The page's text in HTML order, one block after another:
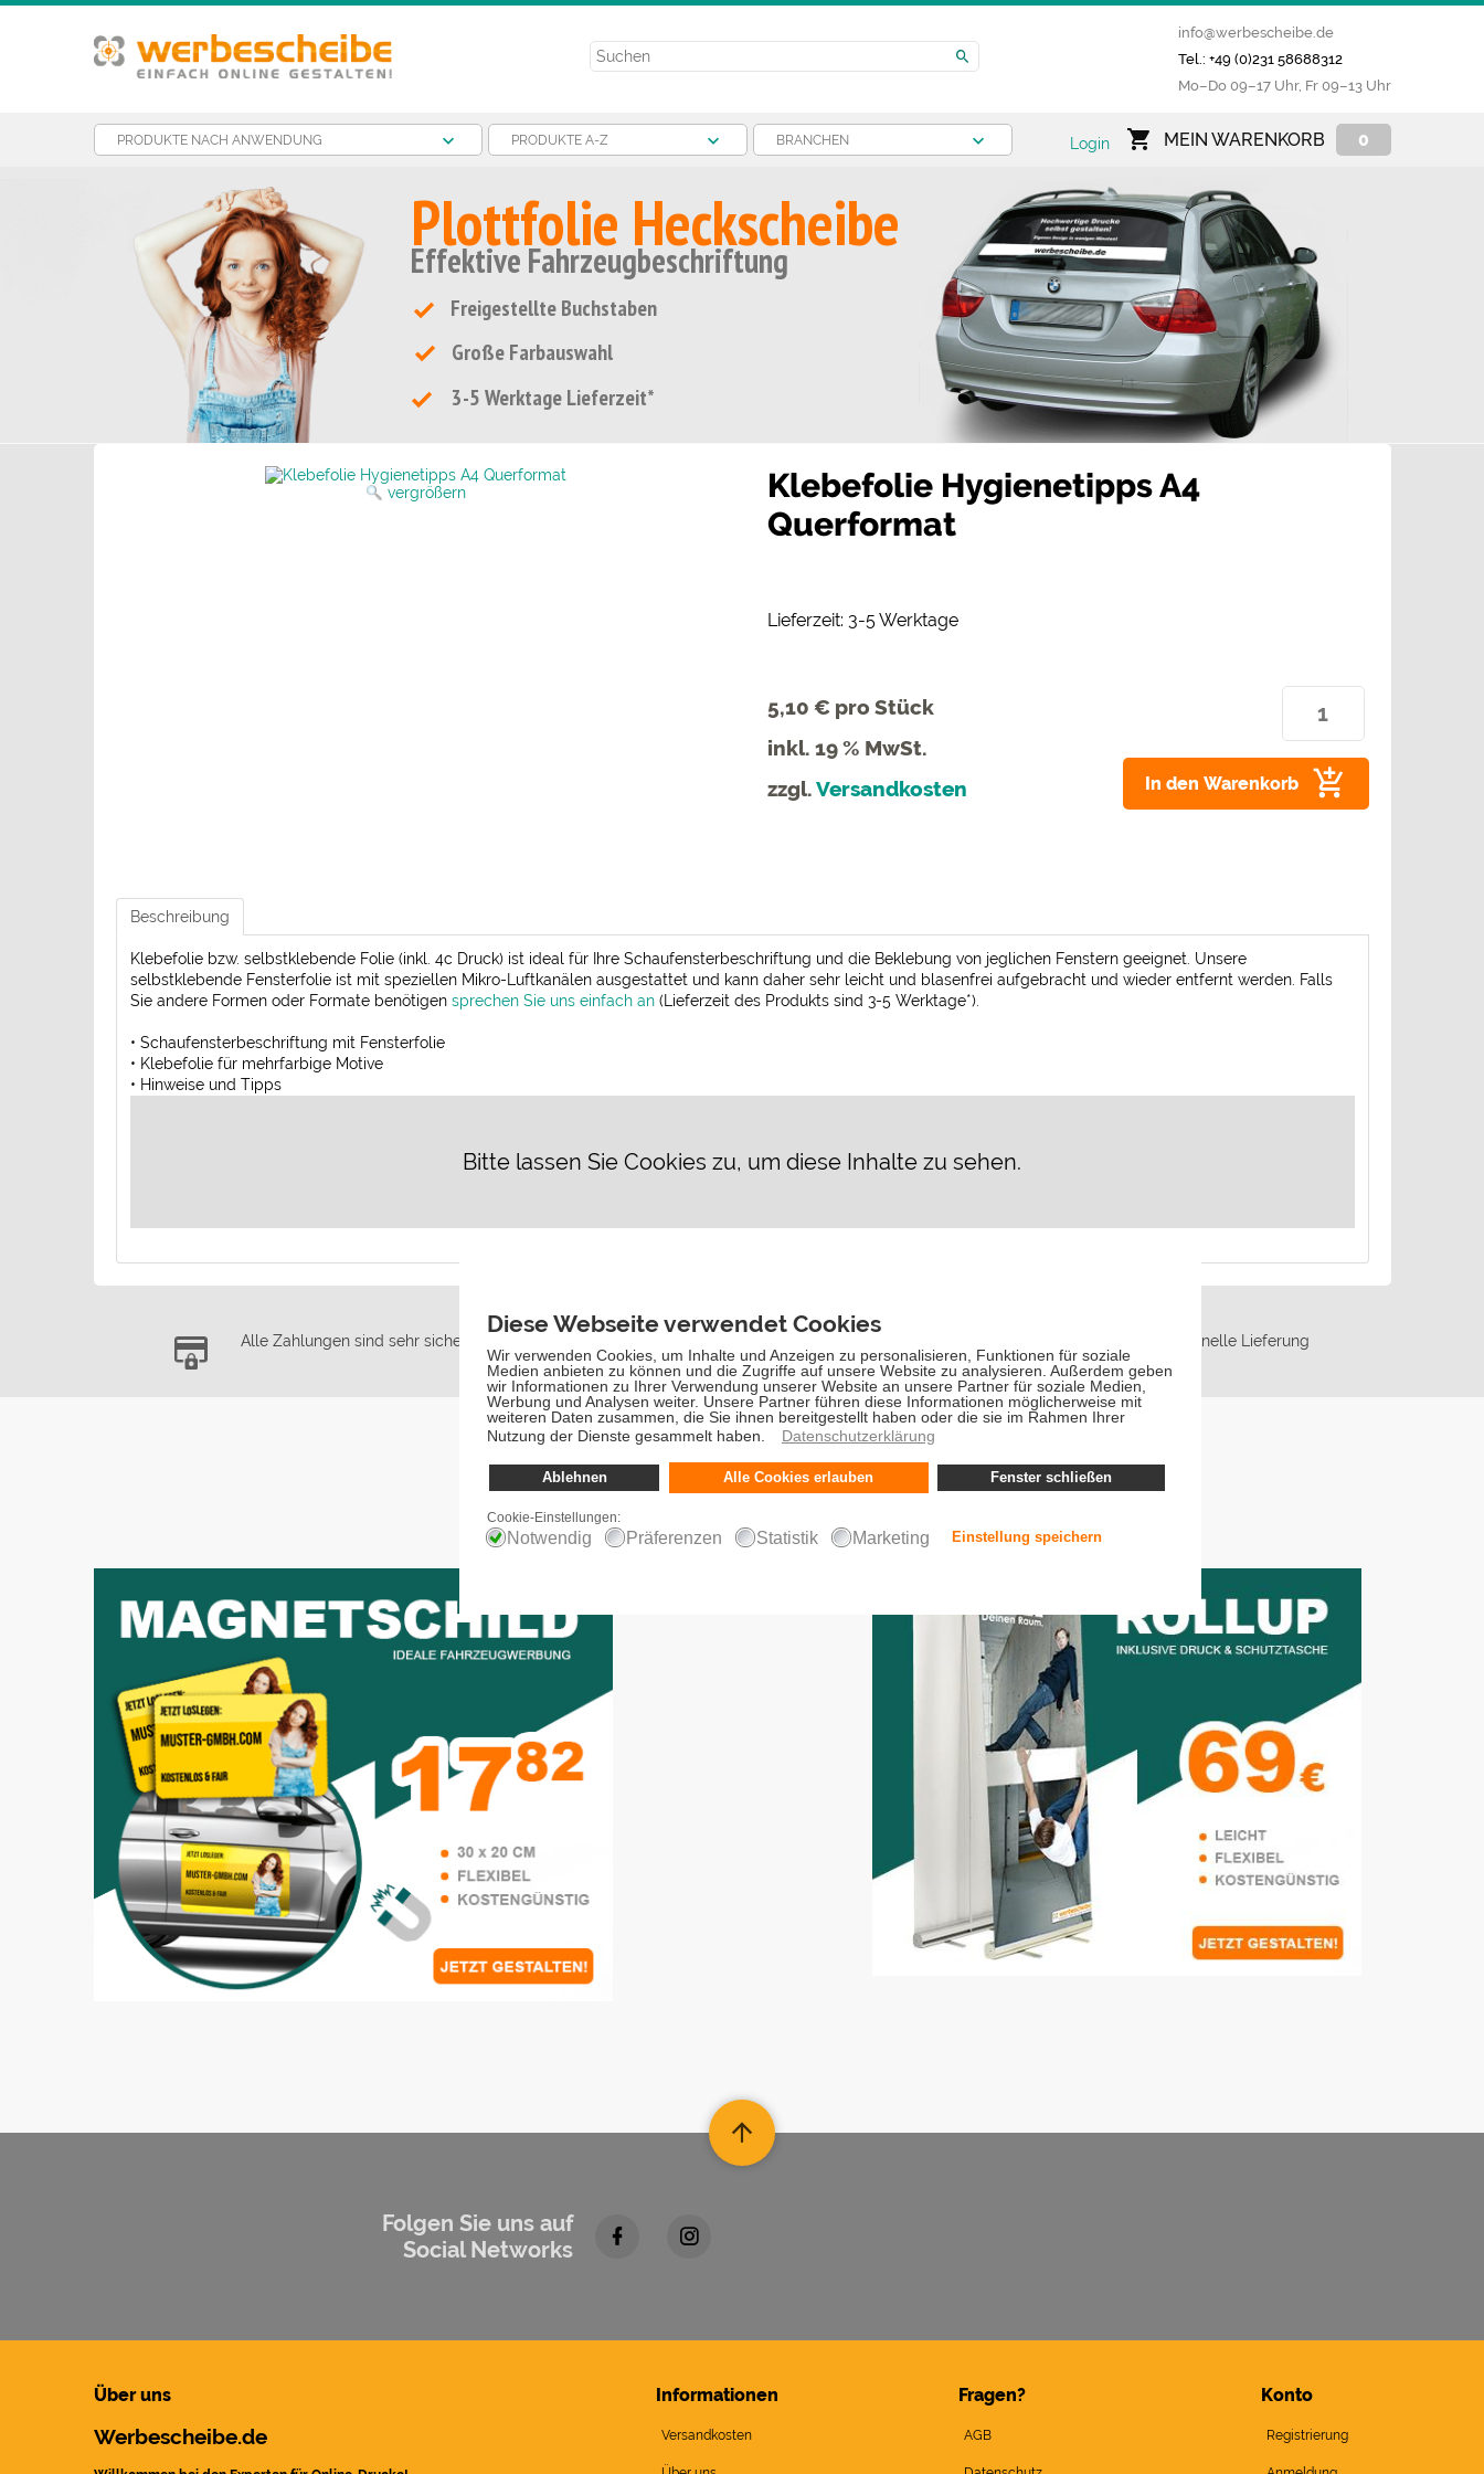
info@werbescheibe.de
Tel.: +49 (0)231 58688312
Mo­–Do 09–17 Uhr, Fr 09–13 Uhr
PRODUKTE NACH ANWENDUNG PRODUKTE A-Z BRANCHEN Login MEIN WARENKORB 0
Plottfolie Heckscheibe
Effektive Fahrzeugbeschriftung
Freigestellte Buchstaben
Große Farbauswahl
3-5 Werktage Lieferzeit*
vergrößern
Klebefolie Hygienetipps A4
Querformat
Lieferzeit: 3-5 Werktage
5,10 €pro Stück
inkl. 19 % MwSt.
zzgl.Versandkosten In den Warenkorb
Beschreibung
Klebefolie bzw. selbstklebende Folie (inkl. 4c Druck) ist ideal für Ihre Schaufensterbeschriftung und die Beklebung von jeglichen Fenstern geeignet. Unsere
selbstklebende Fensterfolie ist mit speziellen Mikro-Luftkanälen ausgestattet und kann daher sehr leicht und blasenfrei aufgebracht und wieder entfernt werden. Falls
Sie andere Formen oder Formate benötigen sprechen Sie uns einfach an(Lieferzeit des Produkts sind 3-5 Werktage*).
• Schaufensterbeschriftung mit Fensterfolie
• Klebefolie für mehrfarbige Motive
• Hinweise und Tipps
Bitte lassen Sie Cookies zu, um diese Inhalte zu sehen.
Alle Zahlungen sind sehr sicher Schnelle Lieferung
Folgen Sie uns auf
Social Networks
Über uns
Werbescheibe.de
Informationen
Versandkosten
Fragen?
AGB
Konto
Registrierung